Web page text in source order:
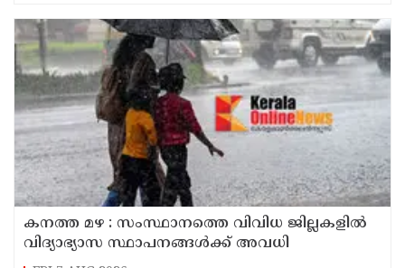
കനത്ത മഴ : സംസ്ഥാനത്തെ വിവിധ ജില്ലകളിൽ
വിദ്യാഭ്യാസ സ്ഥാപനങ്ങൾക്ക് അവധി